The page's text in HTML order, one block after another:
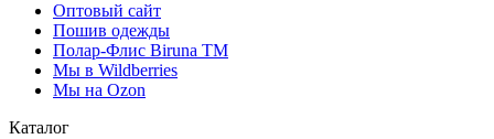
Оптовый сайт
Пошив одежды
Полар-Флис Biruna TM
Мы в Wildberries
Мы на Ozon
Каталог